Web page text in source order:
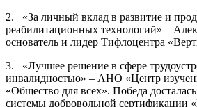
2. «За личный вклад в развитие и
реабилитационных технологий» –
основатель и лидер Тифлоцентра
3. «Лучшее решение в сфере
инвалидностью» – АНО «Центр
«Общество для всех». Победа
системы добровольной сертификации